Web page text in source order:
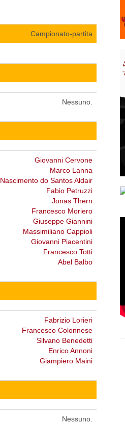
Campionato-partita
Nessuno.
Giovanni Cervone
Marco Lanna
Nascimento do Santos Aldair
Fabio Petruzzi
Jonas Thern
Francesco Moriero
Giuseppe Giannini
Massimiliano Cappioli
Giovanni Piacentini
Francesco Totti
Abel Balbo
Fabrizio Lorieri
Francesco Colonnese
Silvano Benedetti
Enrico Annoni
Giampiero Maini
Nessuno.